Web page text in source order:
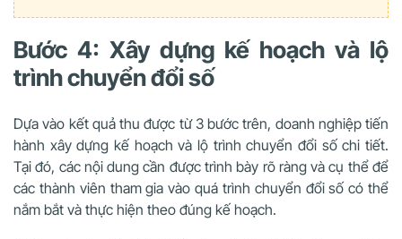
Bước 4: Xây dựng kế hoạch và lộ
trình chuyển đổi số
Dựa vào kết quả thu được từ 3 bước trên, doanh nghiệp tiến
hành xây dựng kế hoạch và lộ trình chuyển đổi số chi tiết.
Tại đó, các nội dung cần được trình bày rõ ràng và cụ thể để
các thành viên tham gia vào quá trình chuyển đổi số có thể
nắm bắt và thực hiện theo đúng kế hoạch.